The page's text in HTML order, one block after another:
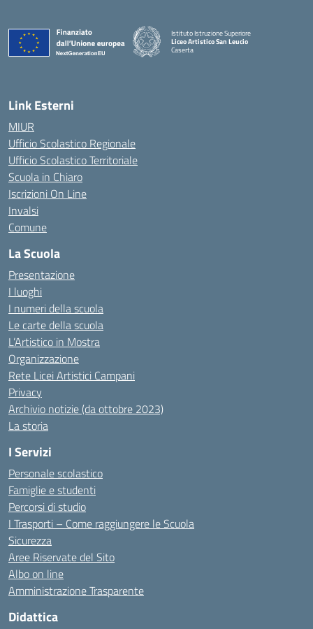
Istituto Istruzione Superiore
Liceo Artistico San Leucio
Caserta
Link Esterni
MIUR
Ufficio Scolastico Regionale
Ufficio Scolastico Territoriale
Scuola in Chiaro
Iscrizioni On Line
Invalsi
Comune
La Scuola
Presentazione
I luoghi
I numeri della scuola
Le carte della scuola
L’Artistico in Mostra
Organizzazione
Rete Licei Artistici Campani
Privacy
Archivio notizie (da ottobre 2023)
La storia
I Servizi
Personale scolastico
Famiglie e studenti
Percorsi di studio
I Trasporti – Come raggiungere le Scuola
Sicurezza
Aree Riservate del Sito
Albo on line
Amministrazione Trasparente
Didattica